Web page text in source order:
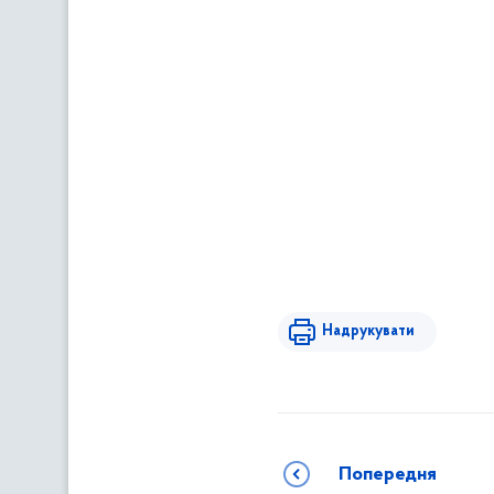
Надрукувати
Попередня